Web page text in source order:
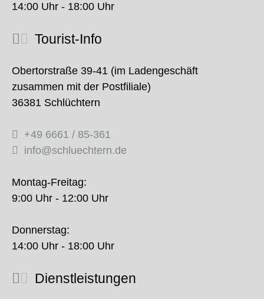
14:00 Uhr - 18:00 Uhr
Tourist-Info
Obertorstraße 39-41 (im Ladengeschäft
zusammen mit der Postfiliale)
36381 Schlüchtern
+49 6661 / 85-361
info@schluechtern.de
Montag-Freitag:
9:00 Uhr - 12:00 Uhr
Donnerstag:
14:00 Uhr - 18:00 Uhr
Dienstleistungen